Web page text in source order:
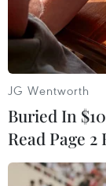
JG Wentworth
Buried In
Read Page